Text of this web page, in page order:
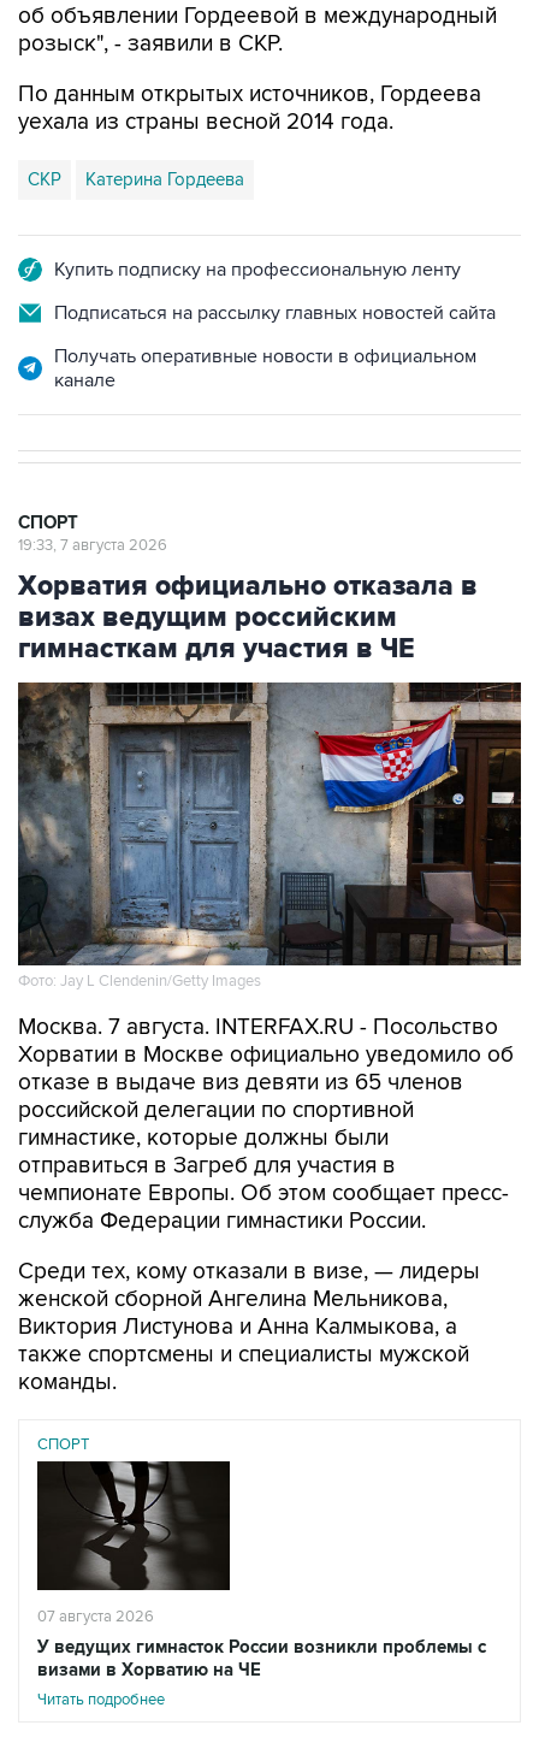
об объявлении Гордеевой в международный
розыск", - заявили в СКР.
По данным открытых источников, Гордеева
уехала из страны весной 2014 года.
СКР Катерина Гордеева
Купить подписку на профессиональную ленту
Подписаться на рассылку главных новостей сайта
Получать оперативные новости в официальном
канале
СПОРТ
19:33, 7 августа 2026
Хорватия официально отказала в
визах ведущим российским
гимнасткам для участия в ЧЕ
Фото: Jay L Clendenin/Getty Images
Москва. 7 августа. INTERFAX.RU - Посольство
Хорватии в Москве официально уведомило об
отказе в выдаче виз девяти из 65 членов
российской делегации по спортивной
гимнастике, которые должны были
отправиться в Загреб для участия в
чемпионате Европы. Об этом сообщает пресс-
служба Федерации гимнастики России.
Среди тех, кому отказали в визе, — лидеры
женской сборной Ангелина Мельникова,
Виктория Листунова и Анна Калмыкова, а
также спортсмены и специалисты мужской
команды.
СПОРТ
07 августа 2026
У ведущих гимнасток России возникли проблемы с
визами в Хорватию на ЧЕ
Читать подробнее